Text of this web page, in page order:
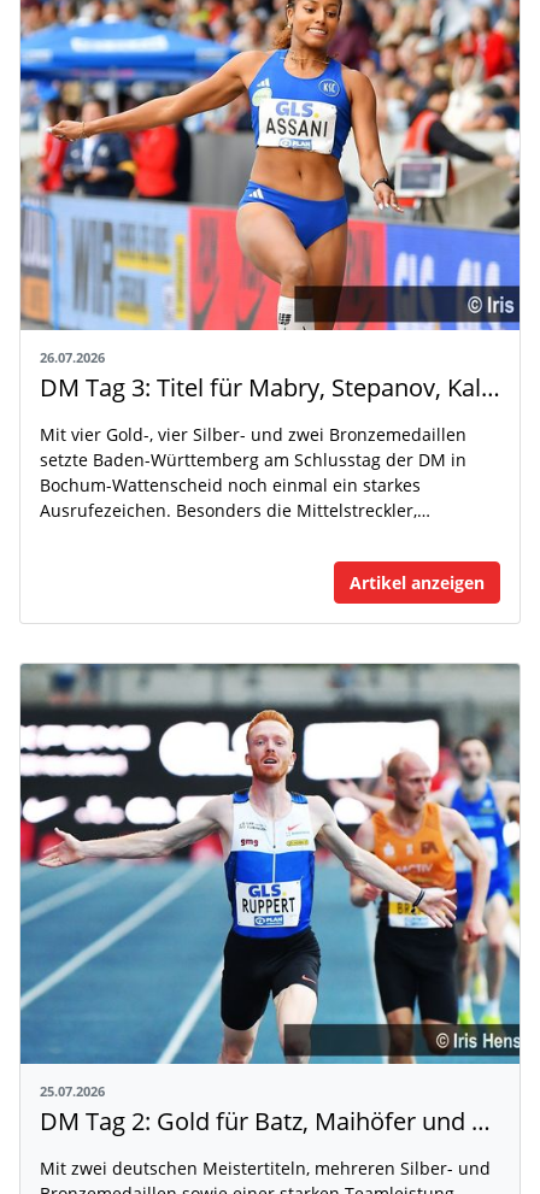
26.07.2026
DM Tag 3: Titel für Mabry, Stepanov, Kallabis und Assani
Mit vier Gold-, vier Silber- und zwei Bronzemedaillen
setzte Baden-Württemberg am Schlusstag der DM in
Bochum-Wattenscheid noch einmal ein starkes
Ausrufezeichen. Besonders die Mittelstreckler,…
Artikel anzeigen
25.07.2026
DM Tag 2: Gold für Batz, Maihöfer und Ruppert
Mit zwei deutschen Meistertiteln, mehreren Silber- und